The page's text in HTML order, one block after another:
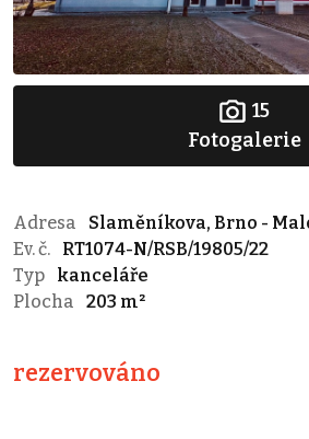
15
Fotogalerie
Adresa
Slaměníkova, Brno -
Ev. č.
RT1074-N/RSB/19805/22
Typ
kanceláře
Plocha
203 m²
rezervováno